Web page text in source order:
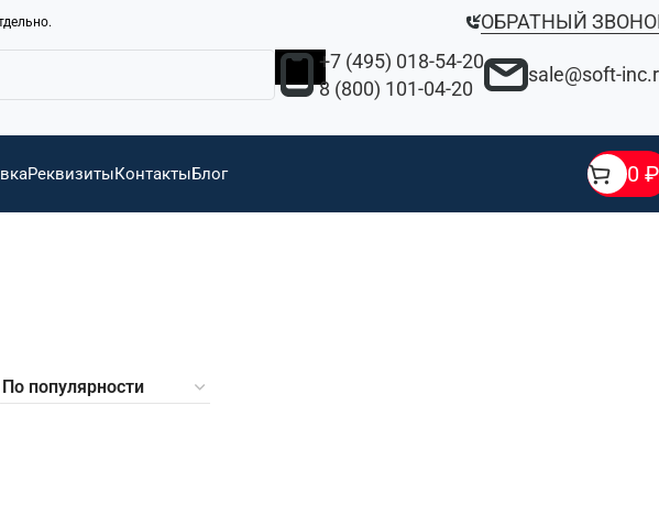
ОБРАТНЫЙ
+7 (495) 018-54-20
8 (800) 101-04-20
sale@soft-
РеквизитыКонтактыБлог 0 ₽